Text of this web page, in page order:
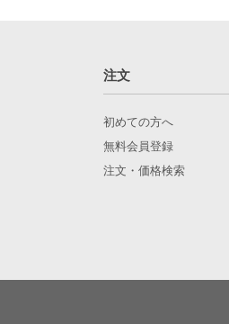
注文
初めての方へ
無料会員登録
注文・価格検索